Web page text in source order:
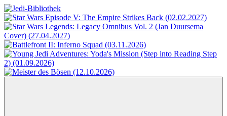
Zum
Inhalt
springen
Jedi-
Bibliothek
Das
Portal
für
Star
Wars-
Literatur